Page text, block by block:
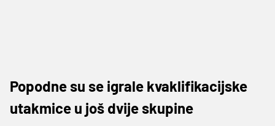
Popodne su se igrale kvaklifikacijske
utakmice u još dvije skupine